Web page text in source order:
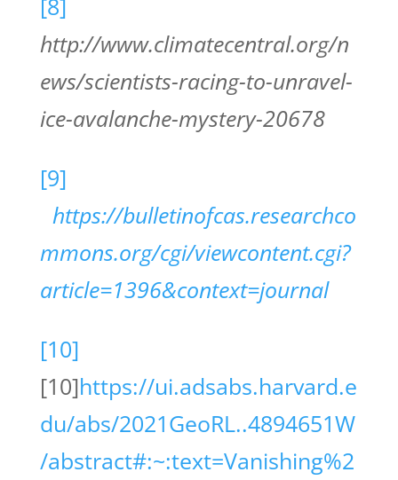
[8]
http://www.climatecentral.org/n
ews/scientists-racing-to-unravel-
ice-avalanche-mystery-20678
[9]
https://bulletinofcas.researchco
mmons.org/cgi/viewcontent.cgi?
article=1396&context=journal
[10]
[10]https://ui.adsabs.harvard.e
du/abs/2021GeoRL..4894651W
/abstract#:~:text=Vanishing%2